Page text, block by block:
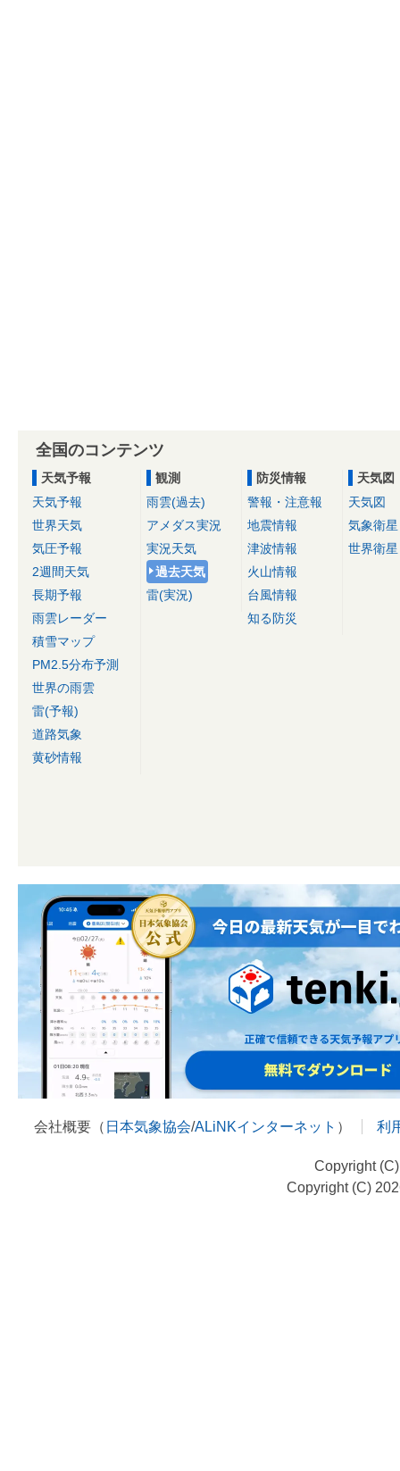
全国のコンテンツ
天気予報
天気予報
世界天気
気圧予報
2週間天気
長期予報
雨雲レーダー
積雪マップ
PM2.5分布予測
世界の雨雲
雷(予報)
道路気象
黄砂情報
観測
雨雲(過去)
アメダス実況
実況天気
過去天気
雷(実況)
防災情報
警報・注意報
地震情報
津波情報
火山情報
台風情報
知る防災
天気図
天気図
気象衛星
世界衛星
会社概要（ 日本気象協会/ALiNKインターネット ） 利
Copyright
Copyright (C)